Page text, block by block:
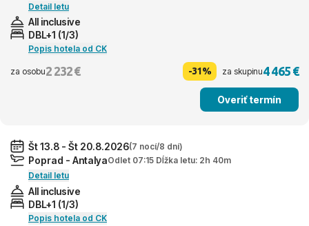
Detail letu
All inclusive
DBL+1 (1/3)
Popis hotela od CK
za osobu2 232 € -31% za skupinu4 465 €
Overiť termín
Št 13.8 - Št 20.8.2026(7 nocí/8 dní)
Poprad - AntalyaOdlet 07:15 Dĺžka letu: 2h 40m
Detail letu
All inclusive
DBL+1 (1/3)
Popis hotela od CK